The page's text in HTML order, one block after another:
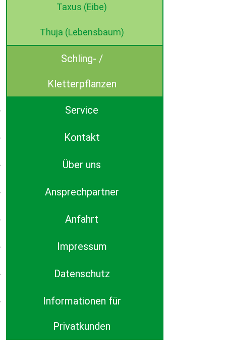
Taxus (Eibe)
Thuja (Lebensbaum)
Schling- /
Kletterpflanzen
Service
Kontakt
Über uns
Ansprechpartner
Anfahrt
Impressum
Datenschutz
Informationen für
Privatkunden